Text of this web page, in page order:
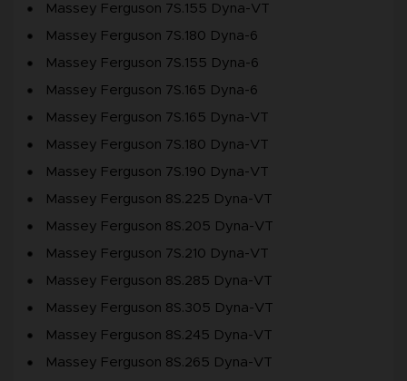
Massey Ferguson 7S.155 Dyna-VT
Massey Ferguson 7S.180 Dyna-6
Massey Ferguson 7S.155 Dyna-6
Massey Ferguson 7S.165 Dyna-6
Massey Ferguson 7S.165 Dyna-VT
Massey Ferguson 7S.180 Dyna-VT
Massey Ferguson 7S.190 Dyna-VT
Massey Ferguson 8S.225 Dyna-VT
Massey Ferguson 8S.205 Dyna-VT
Massey Ferguson 7S.210 Dyna-VT
Massey Ferguson 8S.285 Dyna-VT
Massey Ferguson 8S.305 Dyna-VT
Massey Ferguson 8S.245 Dyna-VT
Massey Ferguson 8S.265 Dyna-VT